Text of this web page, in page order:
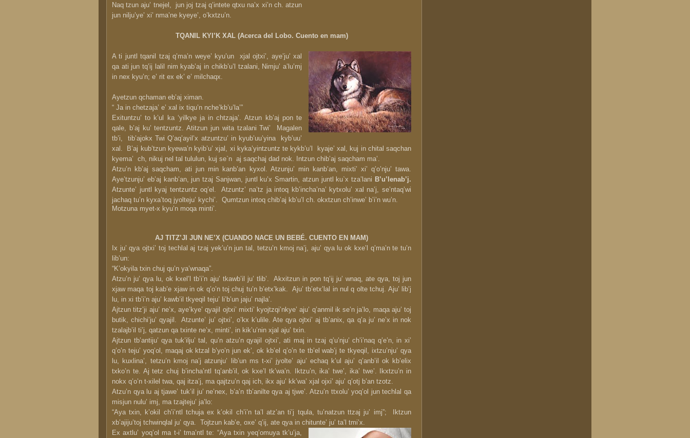
Naq tzun aju’ tnejel, jun joj tzaj q’intete qtxu na’x xi’n ch. atzun
jun nilju’ye’ xi’ nma’ne kyeye’, o’kxtzu’n.
TQANIL KYI’K XAL (Acerca del Lobo. Cuento en mam)
A ti juntl tqanil tzaj q’ma’n weye’ kyu’un
xjal ojtxi’, aye’ju’ xal
qa ati jun tq’ij lalil nim kyab’aj in chikb’u’l tzalani, Nimju’ a’lu’mj
in nex kyu’n; e’ rit ex ek’ e’ milchaqx.
Ayetzun qchaman eb’aj ximan.
“ Ja in chetzaja’ e’ xal ix tiqu’n nche’kb’u’la’”
Exituntzu’ to k’ul ka ‘yilkye ja in chtzaja’.Atzun kb’aj pon te
qale, b’aj ku’ tentzuntz. Atitzun jun wita tzalani Twi’ Magalen
tb’i, tib’ajokx Twi Q’aq’ayil’x atzuntzu’ in kyub’uu’yina kyb’uu’
xal. B’aj kub’tzun kyewa’n kyib’u’ xjal, xi kyka’yintzuntz te kykb’u’l kyaje’ xal, kuj in chital saqchan
kyema’ ch, nikuj nel tal tululun, kuj se`n aj saqchaj dad nok. Intzun chib’aj saqcham ma’.
Atzu’n kb’aj saqcham, ati jun min kanb’an kyxol. Atzunju’ min kanb’an, mixti’ xi’ q’o’nju’ tawa.
Aye’tzunju’ eb’aj kanb’an, jun tzaj Sanjwan, juntl ku’x Smartin, atzun juntl ku`x tza’lani B’u’lenab’j.
Atzunte’ juntl kyaj tentzuntz oq’el. Atzuntz’ na’tz ja intoq kb’incha’na’ kytxolu’ xal na’j, se’ntaq’wi
jachaq tu’n kyxa’toq jyolteju’ kychi’. Qumtzun intoq chib’aj kb’u’l ch. okxtzun ch’inwe’ b’i’n wu’n.
Motzuna myet-x kyu’n moqa minti’.
AJ TITZ’JI JUN NE’X (CUANDO NACE UN BEBÉ. CUENTO EN MAM)
Ix ju’ qya ojtxi’ toj techlal aj tzaj yek’u’n jun tal, tetzu’n kmoj na’j, aju’ qya lu ok kxe’l q’ma’n te tu’n
lib’un:
“K’okyila txin chuj qu’n ya’wnaqa”.
Atzu’n ju’ qya lu, ok kxel’l tb’i’n aju’ tkawb’il ju’ tlib’. Akxitzun in pon tq’ij ju’ wnaq, ate qya, toj jun
xjaw maqa toj kab’e xjaw in ok q’o’n toj chuj tu’n b’etx’kak. Aju’ tb’etx’lal in nul q olte tchuj. Aju’ lib’j
lu, in xi tb’i’n aju’ kawb’il tkyeqil teju’ li’b’un jaju’ najla’.
Ajtzun titz’ji aju’ ne’x, aye’kye’ qyajil ojtxi’ mixti’ kyojtzqi’nkye’ aju’ q’anmil ik se’n ja’lo, maqa aju’ toj
butik, chichi’ju’ qyajil. Atzunte’ ju’ ojtxi’, o’kx k’ulile. Ate qya ojtxi’ aj tb’anix, qa q’a ju’ ne’x in nok
tzalajb’il ti’j, qatzun qa txinte ne’x, minti’, in kik’u’nin xjal aju’ txin.
Ajtzun tb’antiju’ qya tuk’ilju’ tal, qu’n atzu’n qyajil ojtxi’, ati maj in tzaj q’u’nju’ ch’i’naq q’e’n, in xi’
q’o’n teju’ yoq’ol, maqaj ok ktzal b’yo’n jun ek’, ok kb’el q’o’n te tb’el wab’j te tkyeqil, ixtzu’nju’ qya
lu, kuxlina’, tetzu’n kmoj na’j atzunju’ lib’un ms t-xi’ jyolte’ aju’ echaq k’ul aju’ q’anb’il ok kb’elix
txko’n te. Aj tetz chuj b’incha’ntl tq’anb’il, ok kxe’l tk’wa’n. Iktzu’n, ika’ twe’, ika’ twe’. Ikxtzu’n in
nokx q’o’n t-xilel twa, qaj itza’j, ma qajtzu’n qaj ich, ikx aju’ kk’wa’ xjal ojxi’ aju’ q’otj b’an tzotz.
Atzu’n qya lu aj tjawe’ tuk’il ju’ ne’nex, b’a’n tb’anilte qya aj tjwe’. Atzu’n ttxolu’ yoq’ol jun techlal qa
misjun nulu’ imj, ma tzajteju’ ja’lo:
“Aya txin, k’okil ch’i’ntl tchuja ex k’okil ch’i’n ta’l atz’an ti’j tqula, tu’natzun ttzaj ju’ imj”; Iktzun
xb’ajiju’toj tchwinqlal ju’ qya. Tojtzun kab’e, oxe’ q’ij, ate qya in chitunte’ ju’ ta’l tmi’x.
Ex axtlu’ yoq’ol ma t-i’ tma’ntl te: “Aya txin yeq’omuya tk’u’ja,